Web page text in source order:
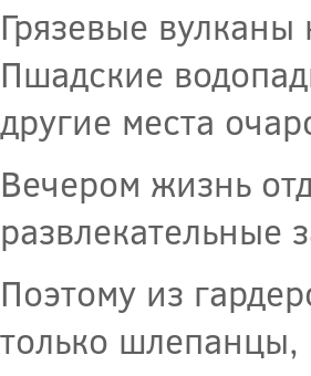
Грязевые
Пшадские
другие места
Вечером жизнь
развлекательные
Поэтому из
только